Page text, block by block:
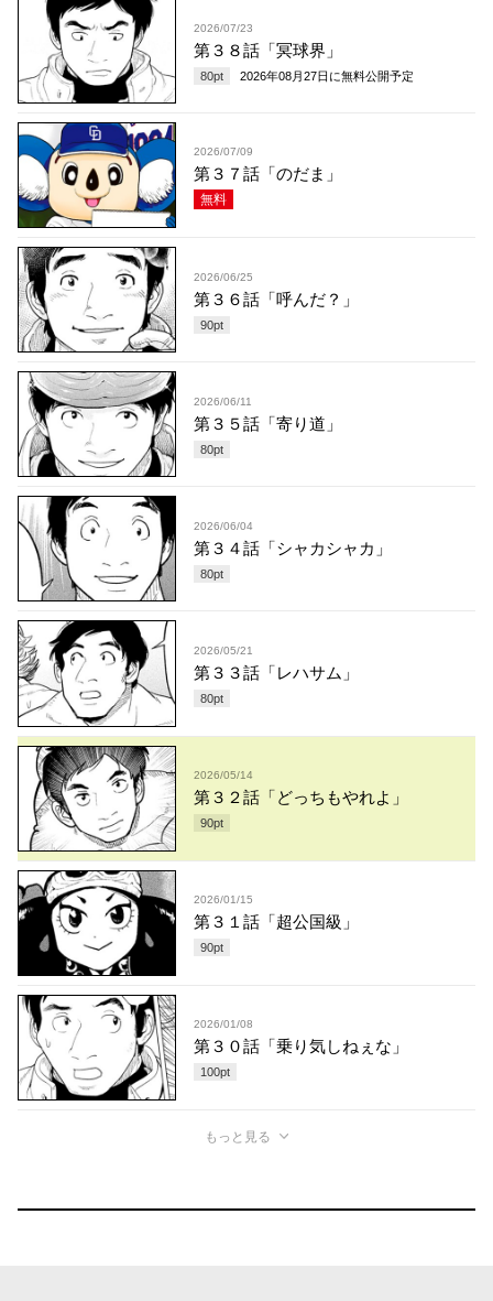
2026/07/23
第３８話「冥球界」
80pt 2026年08月27日 に無料公開予定
2026/07/09
第３７話「のだま」
無料
2026/06/25
第３６話「呼んだ？」
90pt
2026/06/11
第３５話「寄り道」
80pt
2026/06/04
第３４話「シャカシャカ」
80pt
2026/05/21
第３３話「レハサム」
80pt
2026/05/14
第３２話「どっちもやれよ」
90pt
2026/01/15
第３１話「超公国級」
90pt
2026/01/08
第３０話「乗り気しねぇな」
100pt
もっと見る